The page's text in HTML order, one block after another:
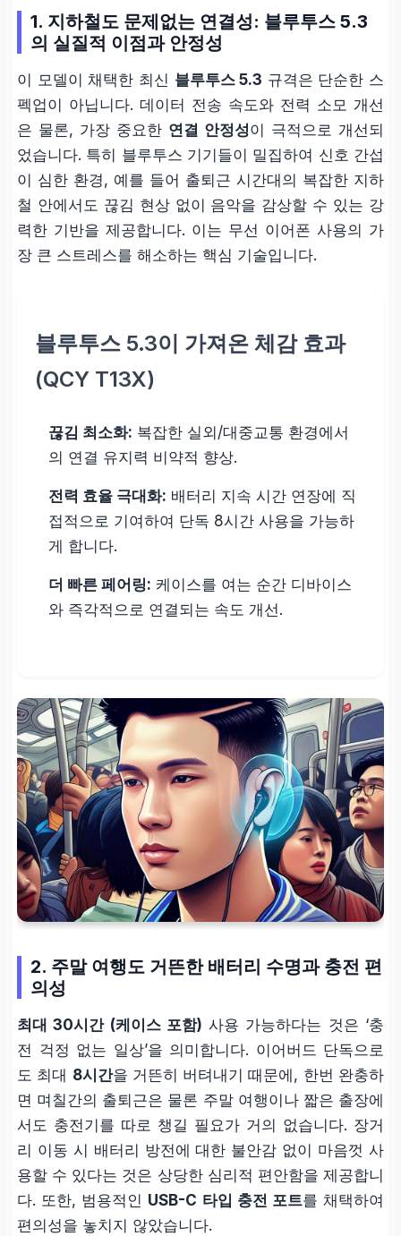
1. 지하철도 문제없는 연결성: 블루투스 5.3
의 실질적 이점과 안정성
이 모델이 채택한 최신 블루투스 5.3 규격은 단순한 스
펙업이 아닙니다. 데이터 전송 속도와 전력 소모 개선
은 물론, 가장 중요한 연결 안정성이 극적으로 개선되
었습니다. 특히 블루투스 기기들이 밀집하여 신호 간섭
이 심한 환경, 예를 들어 출퇴근 시간대의 복잡한 지하
철 안에서도 끊김 현상 없이 음악을 감상할 수 있는 강
력한 기반을 제공합니다. 이는 무선 이어폰 사용의 가
장 큰 스트레스를 해소하는 핵심 기술입니다.
블루투스 5.3이 가져온 체감 효과
(QCY T13X)
끊김 최소화: 복잡한 실외/대중교통 환경에서
의 연결 유지력 비약적 향상.
전력 효율 극대화: 배터리 지속 시간 연장에 직
접적으로 기여하여 단독 8시간 사용을 가능하
게 합니다.
더 빠른 페어링: 케이스를 여는 순간 디바이스
와 즉각적으로 연결되는 속도 개선.
2. 주말 여행도 거뜬한 배터리 수명과 충전 편
의성
최대 30시간 (케이스 포함) 사용 가능하다는 것은 ‘충
전 걱정 없는 일상’을 의미합니다. 이어버드 단독으로
도 최대 8시간을 거뜬히 버텨내기 때문에, 한번 완충하
면 며칠간의 출퇴근은 물론 주말 여행이나 짧은 출장에
서도 충전기를 따로 챙길 필요가 거의 없습니다. 장거
리 이동 시 배터리 방전에 대한 불안감 없이 마음껏 사
용할 수 있다는 것은 상당한 심리적 편안함을 제공합니
다. 또한, 범용적인 USB-C 타입 충전 포트를 채택하여
편의성을 놓치지 않았습니다.